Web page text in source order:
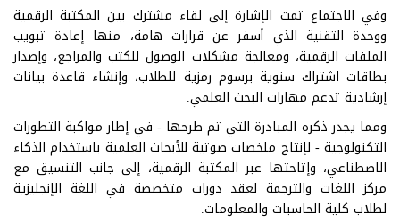
وفي الاجتماع تمت الإشارة إلى لقاء مشترك بين المكتبة الرقمية
ووحدة التقنية الذي أسفر عن قرارات هامة، منها إعادة تبويب
الملفات الرقمية، ومعالجة مشكلات الوصول للكتب والمراجع، وإصدار
بطاقات اشتراك سنوية برسوم رمزية للطلاب، وإنشاء قاعدة بيانات
إرشادية تدعم مهارات البحث العلمي.
ومما يجدر ذكره المبادرة التي تم طرحها - في إطار مواكبة التطورات
التكنولوجية - لإنتاج ملخصات صوتية للأبحاث العلمية باستخدام الذكاء
الاصطناعي، وإتاحتها عبر المكتبة الرقمية، إلى جانب التنسيق مع
مركز اللغات والترجمة لعقد دورات متخصصة في اللغة الإنجليزية
لطلاب كلية الحاسبات والمعلومات.